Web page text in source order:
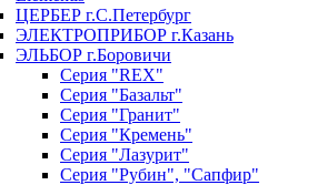
ЦЕРБЕР г.С.Петербург
ЭЛЕКТРОПРИБОР г.Казань
ЭЛЬБОР г.Боровичи
Серия "REX"
Серия "Базальт"
Серия "Гранит"
Серия "Кремень"
Серия "Лазурит"
Серия "Рубин", "Сапфир"